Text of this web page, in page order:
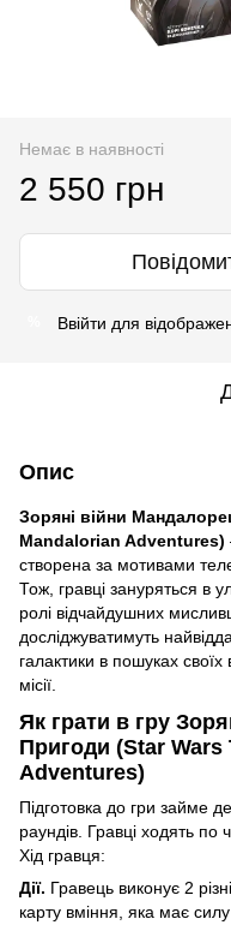
Немає в наявності
2 550 грн
Ввійти для
Опис
Зоряні війни
Mandalorian Adventures)
створена за мотивами
Тож, гравці зануряться в
ролі відчайдушних
досліджуватимуть
галактики в пошуках своїх
місії.
Як грати в гру
Пригоди (Star Wars
Adventures)
Підготовка до гри займе
раундів. Гравці ходять по
Хід гравця:
Дії. Гравець виконує 2
карту вміння, яка має